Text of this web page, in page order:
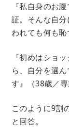
『私自身のお
証。そんな自
われても何も恥
『初めはショ
ら、自分を選
す』（38歳／専
このように9割
と回答。